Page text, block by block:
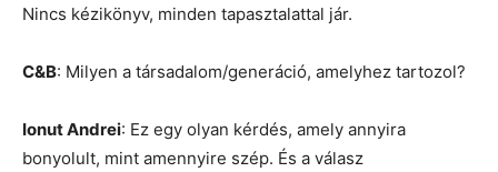
Nincs kézikönyv, minden tapasztalattal jár.
C&B: Milyen a társadalom/generáció, amelyhez tartozol?
Ionut Andrei: Ez egy olyan kérdés, amely annyira
bonyolult, mint amennyire szép. És a válasz